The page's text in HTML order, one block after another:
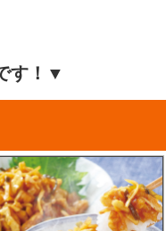
す！▼